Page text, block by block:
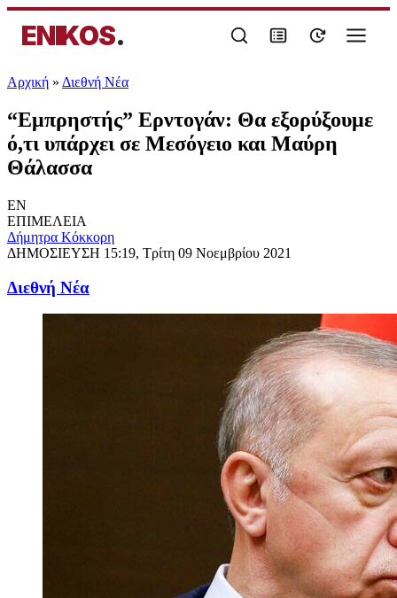
ENIKOS.
Αρχική » Διεθνή Νέα
“Εμπρηστής” Ερντογάν: Θα εξορύξουμε
ό,τι υπάρχει σε Μεσόγειο και Μαύρη
Θάλασσα
EN
ΕΠΙΜΕΛΕΙΑ
Δήμητρα Κόκκορη
ΔΗΜΟΣΙΕΥΣΗ 15:19, Τρίτη 09 Νοεμβρίου 2021
Διεθνή Νέα